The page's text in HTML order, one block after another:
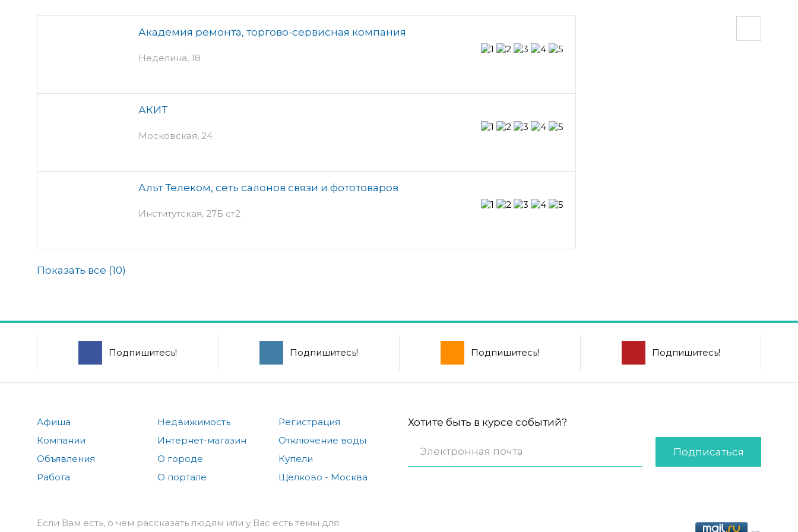
Академия ремонта, торгово-сервисная компания
Неделина, 18
АКИТ
Московская, 24
Альт Телеком, сеть салонов связи и фототоваров
Институтская, 27Б ст2
Показать все (10)
Подпишитесь! Подпишитесь! Подпишитесь! Подпишитесь!
Афиша
Компании
Объявления
Работа
Недвижимость
Интернет-магазин
О городе
О портале
Регистрация
Отключение воды
Купели
Щёлково - Москва
Хотите быть в курсе событий?
Подписаться
Если Вам есть, о чем рассказать людям или у Вас есть темы для